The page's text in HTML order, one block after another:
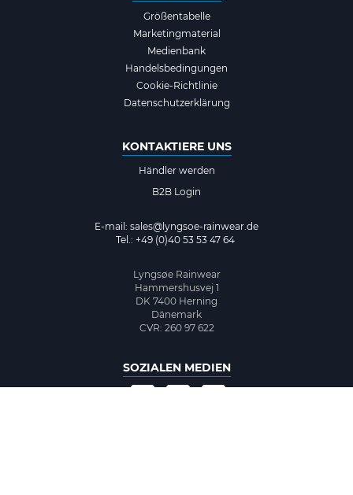
Größentabelle
Marketingmaterial
Medienbank
Handelsbedingungen
Cookie-Richtlinie
Datenschutzerklärung
KONTAKTIERE UNS
Händler werden
B2B Login
E-mail: sales@lyngsoe-rainwear.de
Tel.: +49 (0)40 53 53 47 64
Lyngsøe Rainwear
Hammershusvej 1
DK 7400 Herning
Dänemark
CVR: 260 97 622
SOZIALEN MEDIEN